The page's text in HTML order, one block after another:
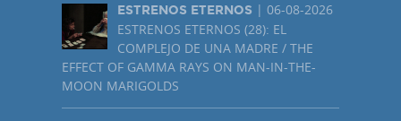
ESTRENOS ETERNOS | 06-08-2026
ESTRENOS ETERNOS (28): EL
COMPLEJO DE UNA MADRE / THE
EFFECT OF GAMMA RAYS ON MAN-IN-THE-
MOON MARIGOLDS